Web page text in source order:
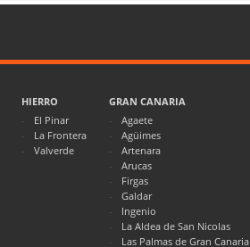
HIERRO
El Pinar
La Frontera
Valverde
GRAN CANARIA
Agaete
Agüimes
Artenara
Arucas
Firgas
Galdar
Ingenio
La Aldea de San Nicolas
Las Palmas de Gran Canaria